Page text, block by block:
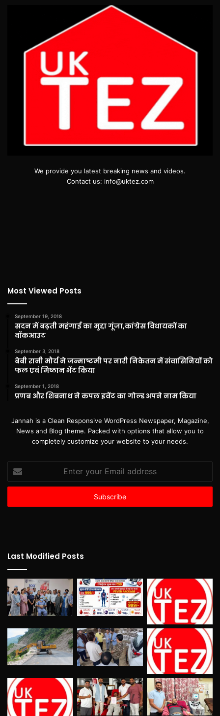
We provide you latest breaking news and videos.
Contact us: info@uktez.com
Most Viewed Posts
September 19, 2018
सदन में बढ़ती महंगाई का मुद्दा गूंजा,कांग्रेस विधायकों का
वॉकआउट
September 3, 2018
बेबी रानी मौर्य ने जन्माष्टमी पर नारी निकेतन में संवासिनियों को
फल एवं मिष्ठान भेंट किया
September 1, 2018
प्रणब और शिबनाथ ने कपल इवेंट का गोल्ड अपने नाम किया
Jannah is a Clean Responsive WordPress Newspaper, Magazine,
News and Blog theme. Packed with options that allow you to
completely customize your website to your needs.
Enter
your
Email
Last Modified Posts